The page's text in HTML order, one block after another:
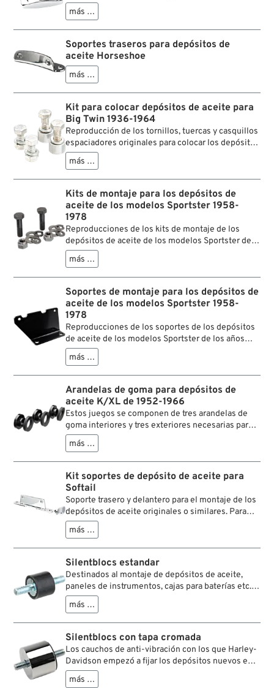
más …
Soportes traseros para depósitos de
aceite Horseshoe
más …
Kit para colocar depósitos de aceite para
Big Twin 1936-1964
Reproducción de los tornillos, tuercas y casquillos
espaciadores originales para colocar los depósitos
de aceite en las Big Twins (1936–1964).
más …
Kits de montaje para los depósitos de
aceite de los modelos Sportster 1958-
1978
Reproducciones de los kits de montaje de los
depósitos de aceite de los modelos Sportster de
los años 1958 a 1978.
más …
Soportes de montaje para los depósitos de
aceite de los modelos Sportster 1958-
1978
Reproducciones de los soportes de los depósitos
de aceite de los modelos Sportster de los años
1958 a 1978.
más …
Arandelas de goma para depósitos de
aceite K/XL de 1952-1966
Estos juegos se componen de tres arandelas de
goma interiores y tres exteriores necesarias para
el montaje de los depósitos de aceite de los
modelos K/KH y XLH de 1952-1966.
más …
Kit soportes de depósito de aceite para
Softail
Soporte trasero y delantero para el montaje de los
depósitos de aceite originales o similares. Para
todos los chasis OEM o de réplica de los modelos
Softail.
más …
Silentblocs estandar
Destinados al montaje de depósitos de aceite,
paneles de instrumentos, cajas para baterías etc.
en muchos modelos Harley.
más …
Silentblocs con tapa cromada
Los cauchos de anti-vibración con los que Harley-
Davidson empezó a fijar los depósitos nuevos en
1965 de los Big Twins de 4 marchas tienen un
aspecto muy técnico. ¿Como entonces os gustaría
más …